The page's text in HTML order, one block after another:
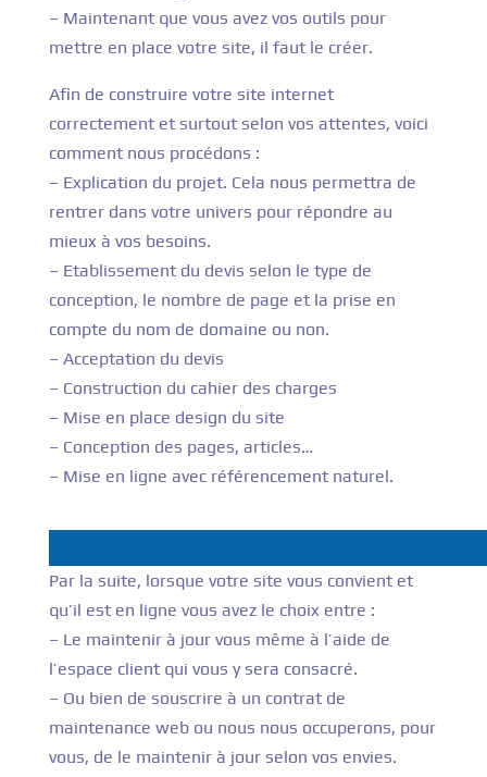
– Maintenant que vous avez vos outils pour
mettre en place votre site, il faut le créer.
Afin de construire votre site internet
correctement et surtout selon vos attentes, voici
comment nous procédons :
– Explication du projet. Cela nous permettra de
rentrer dans votre univers pour répondre au
mieux à vos besoins.
– Etablissement du devis selon le type de
conception, le nombre de page et la prise en
compte du nom de domaine ou non.
– Acceptation du devis
– Construction du cahier des charges
– Mise en place design du site
– Conception des pages, articles…
– Mise en ligne avec référencement naturel.
Par la suite, lorsque votre site vous convient et
qu’il est en ligne vous avez le choix entre :
– Le maintenir à jour vous même à l’aide de
l’espace client qui vous y sera consacré.
– Ou bien de souscrire à un contrat de
maintenance web ou nous nous occuperons, pour
vous, de le maintenir à jour selon vos envies.